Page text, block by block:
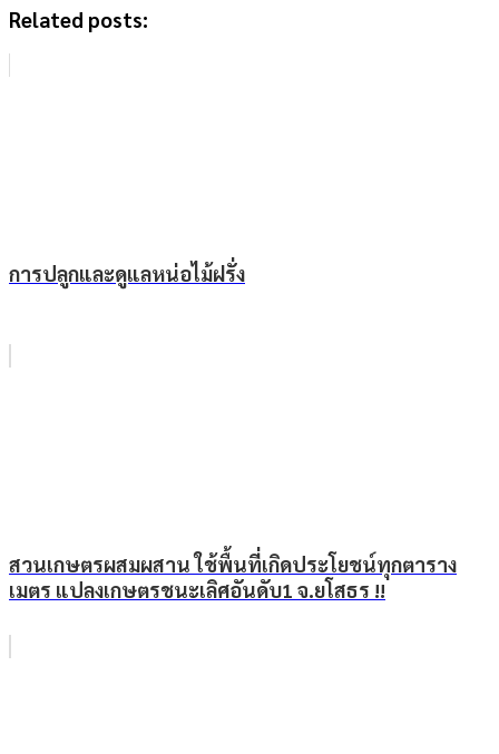
Related posts:
การปลูกและดูแลหน่อไม้ฝรั่ง
สวนเกษตรผสมผสาน ใช้พื้นที่เกิดประโยชน์ทุกตาราง
เมตร แปลงเกษตรชนะเลิศอันดับ1 จ.ยโสธร !!